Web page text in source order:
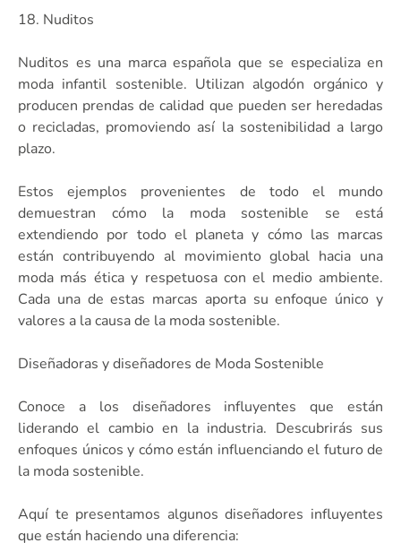
18. Nuditos
Nuditos es una marca española que se especializa en
moda infantil sostenible. Utilizan algodón orgánico y
producen prendas de calidad que pueden ser heredadas
o recicladas, promoviendo así la sostenibilidad a largo
plazo.
Estos ejemplos provenientes de todo el mundo
demuestran cómo la moda sostenible se está
extendiendo por todo el planeta y cómo las marcas
están contribuyendo al movimiento global hacia una
moda más ética y respetuosa con el medio ambiente.
Cada una de estas marcas aporta su enfoque único y
valores a la causa de la moda sostenible.
Diseñadoras y diseñadores de Moda Sostenible
Conoce a los diseñadores influyentes que están
liderando el cambio en la industria. Descubrirás sus
enfoques únicos y cómo están influenciando el futuro de
la moda sostenible.
Aquí te presentamos algunos diseñadores influyentes
que están haciendo una diferencia: